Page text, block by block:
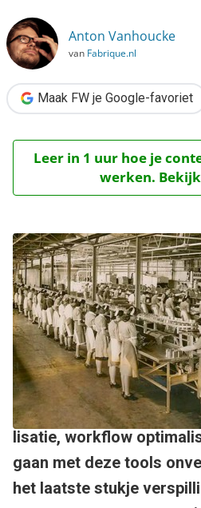
Scrum is niet efficiënter, gelukkig
Anton Vanhoucke
van Fabrique.nl
Maak FW je Google-favoriet
Leer in 1 uur hoe je
werken.
lisatie, workflow
gaan met deze tools
het laatste stukje